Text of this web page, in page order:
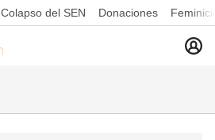
Colapso del SEN Donaciones